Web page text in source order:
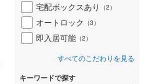
宅配ボックスあり （2）
オートロック （3）
即入居可能 （2）
すべてのこだわりを見る
キーワードで探す